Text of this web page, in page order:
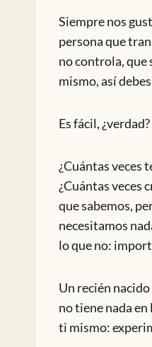
Siempre nos
persona que
no controla, que
mismo, así
Es fácil, ¿verdad?
¿Cuántas veces
¿Cuántas veces
que sabemos,
necesitamos
lo que no:
Un recién
no tiene nada
ti mismo: